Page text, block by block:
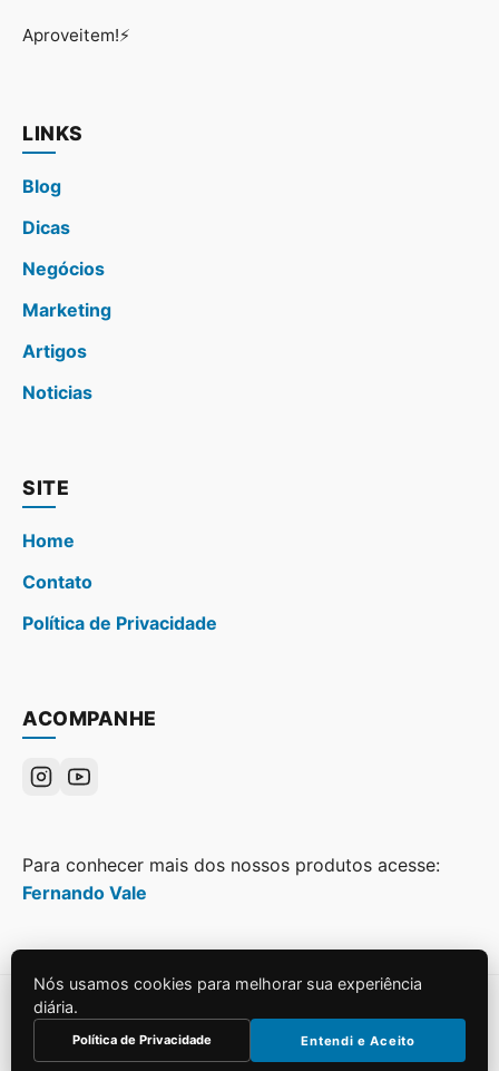
Aproveitem!⚡
LINKS
Blog
Dicas
Negócios
Marketing
Artigos
Noticias
SITE
Home
Contato
Política de Privacidade
ACOMPANHE
Para conhecer mais dos nossos produtos acesse:
Fernando Vale
© 2026Grupo Web Pan. Todos os direitos reservados.
Construído para SEO e Performance.
Nós usamos cookies para melhorar sua experiência
diária.
Política de Privacidade Entendi e Aceito